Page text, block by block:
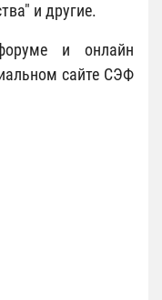
и другие.
и онлайн
сайте СЭФ